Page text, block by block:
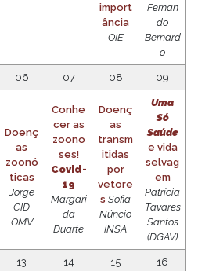
import
ância
OIE
Fernan
do
Bernard
o
06 07 08 09
Doenç
as
zoonó
ticas
Jorge
CID
OMV
Conhe
cer as
zoono
ses!
Covid-
19
Margari
da
Duarte
Doenç
as
transm
itidas
por
vetore
s Sofia
Núncio
INSA
Uma
Só
Saúde
e vida
selvag
em
Patrícia
Tavares
Santos
(DGAV)
13 14 15 16